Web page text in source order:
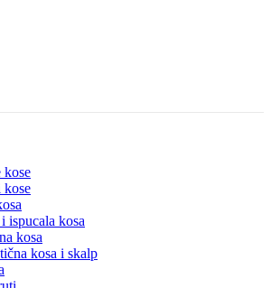
kose
kose
ispucala kosa
kosa
kosa i skalp